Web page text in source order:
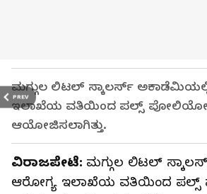
PREV
ಮಗ್ಗುಲ ಲಿಟಲ್ ಸ್ಕಾಲರ್ಸ್
ಇಲಾಖೆಯ ವತಿಯಿಂದ ಪಲ್ಸ್ ಪೋಲಿಯೋ
ಆಯೋಜಿಸಲಾಗಿತ್ತು.
ವಿರಾಜಪೇಟೆ: ಮಗ್ಗುಲ ಲಿಟಲ್
ಆರೋಗ್ಯ ಇಲಾಖೆಯ ವತಿಯಿಂದ